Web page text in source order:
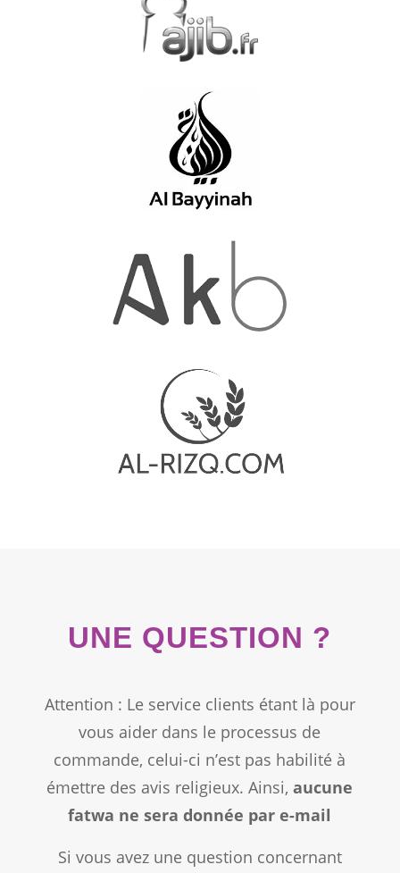
UNE QUESTION ?
Attention : Le service clients étant là pour
vous aider dans le processus de
commande, celui-ci n’est pas habilité à
émettre des avis religieux. Ainsi,aucune
fatwa ne sera donnée par e-mail
Si vous avez une question concernant